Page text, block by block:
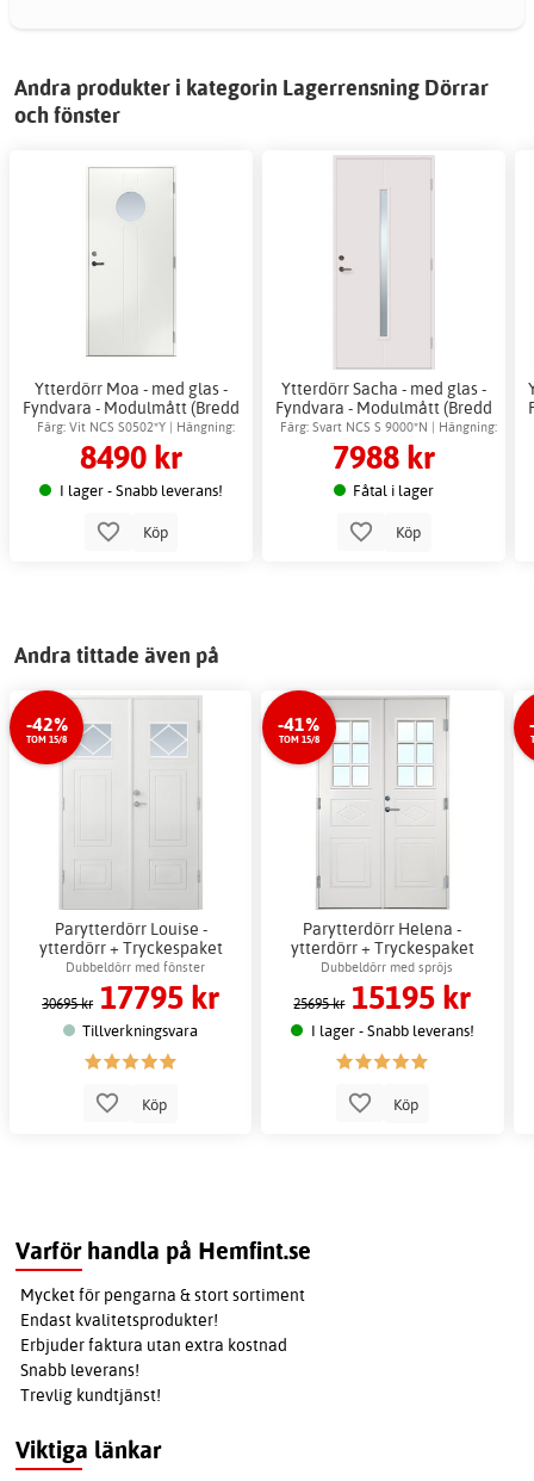
Andra produkter i kategorin Lagerrensning Dörrar
och fönster
Ytterdörr Moa - med glas -
Fyndvara - Modulmått (Bredd
| Höjd dm): 8x21
Färg: Vit NCS S0502*Y | Hängning:
Högerhängd
8490 kr
I lager - Snabb leverans!
Köp
Ytterdörr Sacha - med glas -
Fyndvara - Modulmått (Bredd
| Höjd dm): 10x21
Färg: Svart NCS S 9000*N | Hängning:
Vänsterhängd
7988 kr
Fåtal i lager
Köp
Andra tittade även på
-42%
TOM 15/8
Parytterdörr Louise -
ytterdörr + Tryckespaket
Dubbeldörr med fönster
30695 kr 17795 kr
Tillverkningsvara
Köp
-41%
TOM 15/8
Parytterdörr Helena -
ytterdörr + Tryckespaket
Dubbeldörr med spröjs
25695 kr 15195 kr
I lager - Snabb leverans!
Köp
Varför handla på Hemfint.se
Mycket för pengarna & stort sortiment
Endast kvalitetsprodukter!
Erbjuder faktura utan extra kostnad
Snabb leverans!
Trevlig kundtjänst!
Viktiga länkar